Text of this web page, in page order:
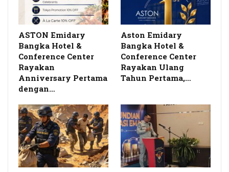
ASTON Emidary
Bangka Hotel &
Conference Center
Rayakan
Anniversary Pertama
dengan…
Aston Emidary
Bangka Hotel &
Conference Center
Rayakan Ulang
Tahun Pertama,…